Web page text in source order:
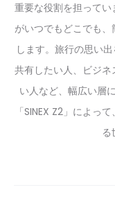
重要な役割を担ってい
がいつでもどこでも
します。旅行の思い
共有したい人、ビジ
い人など、幅広い層
「SINEX Z2」によっ
る